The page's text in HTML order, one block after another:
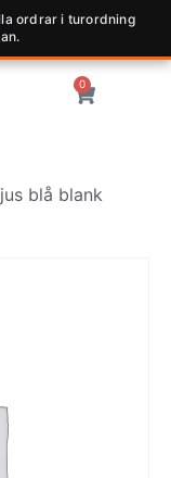
ordrar i turordning
0
blå blank